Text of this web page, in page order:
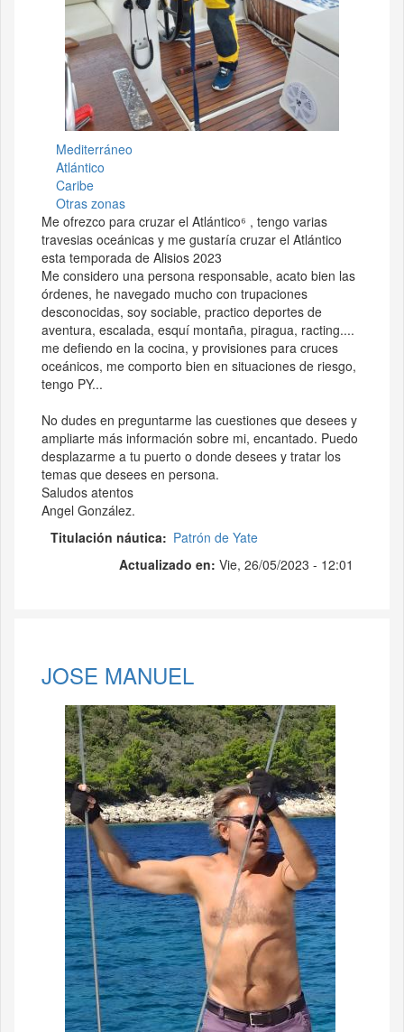
Mediterráneo
Atlántico
Caribe
Otras zonas
Me ofrezco para cruzar el Atlántico⁶ , tengo varias
travesias oceánicas y me gustaría cruzar el Atlántico
esta temporada de Alisios 2023
Me considero una persona responsable, acato bien las
órdenes, he navegado mucho con trupaciones
desconocidas, soy sociable, practico deportes de
aventura, escalada, esquí montaña, piragua, racting....
me defiendo en la cocina, y provisiones para cruces
oceánicos, me comporto bien en situaciones de riesgo,
tengo PY...
No dudes en preguntarme las cuestiones que desees y
ampliarte más información sobre mi, encantado. Puedo
desplazarme a tu puerto o donde desees y tratar los
temas que desees en persona.
Saludos atentos
Angel González.
Titulación náutica
Patrón de Yate
Actualizado en: Vie, 26/05/2023 - 12:01
JOSE MANUEL